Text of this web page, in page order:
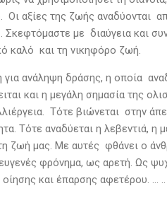
αξίες της ζωής αναδύονται
με διαύγεια και
καλό και τη νικηφόρο ζωή.
ανάληψη δράσης, η οποία
και η μεγάλη σημασία της
Τότε βιώνεται στην
Τότε αναδύεται η λεβεντιά,
ζωή μας. Με αυτές φθάνει ο
φρόνημα, ως αρετή. Ως
και έπαρσης αφετέρου. … ..